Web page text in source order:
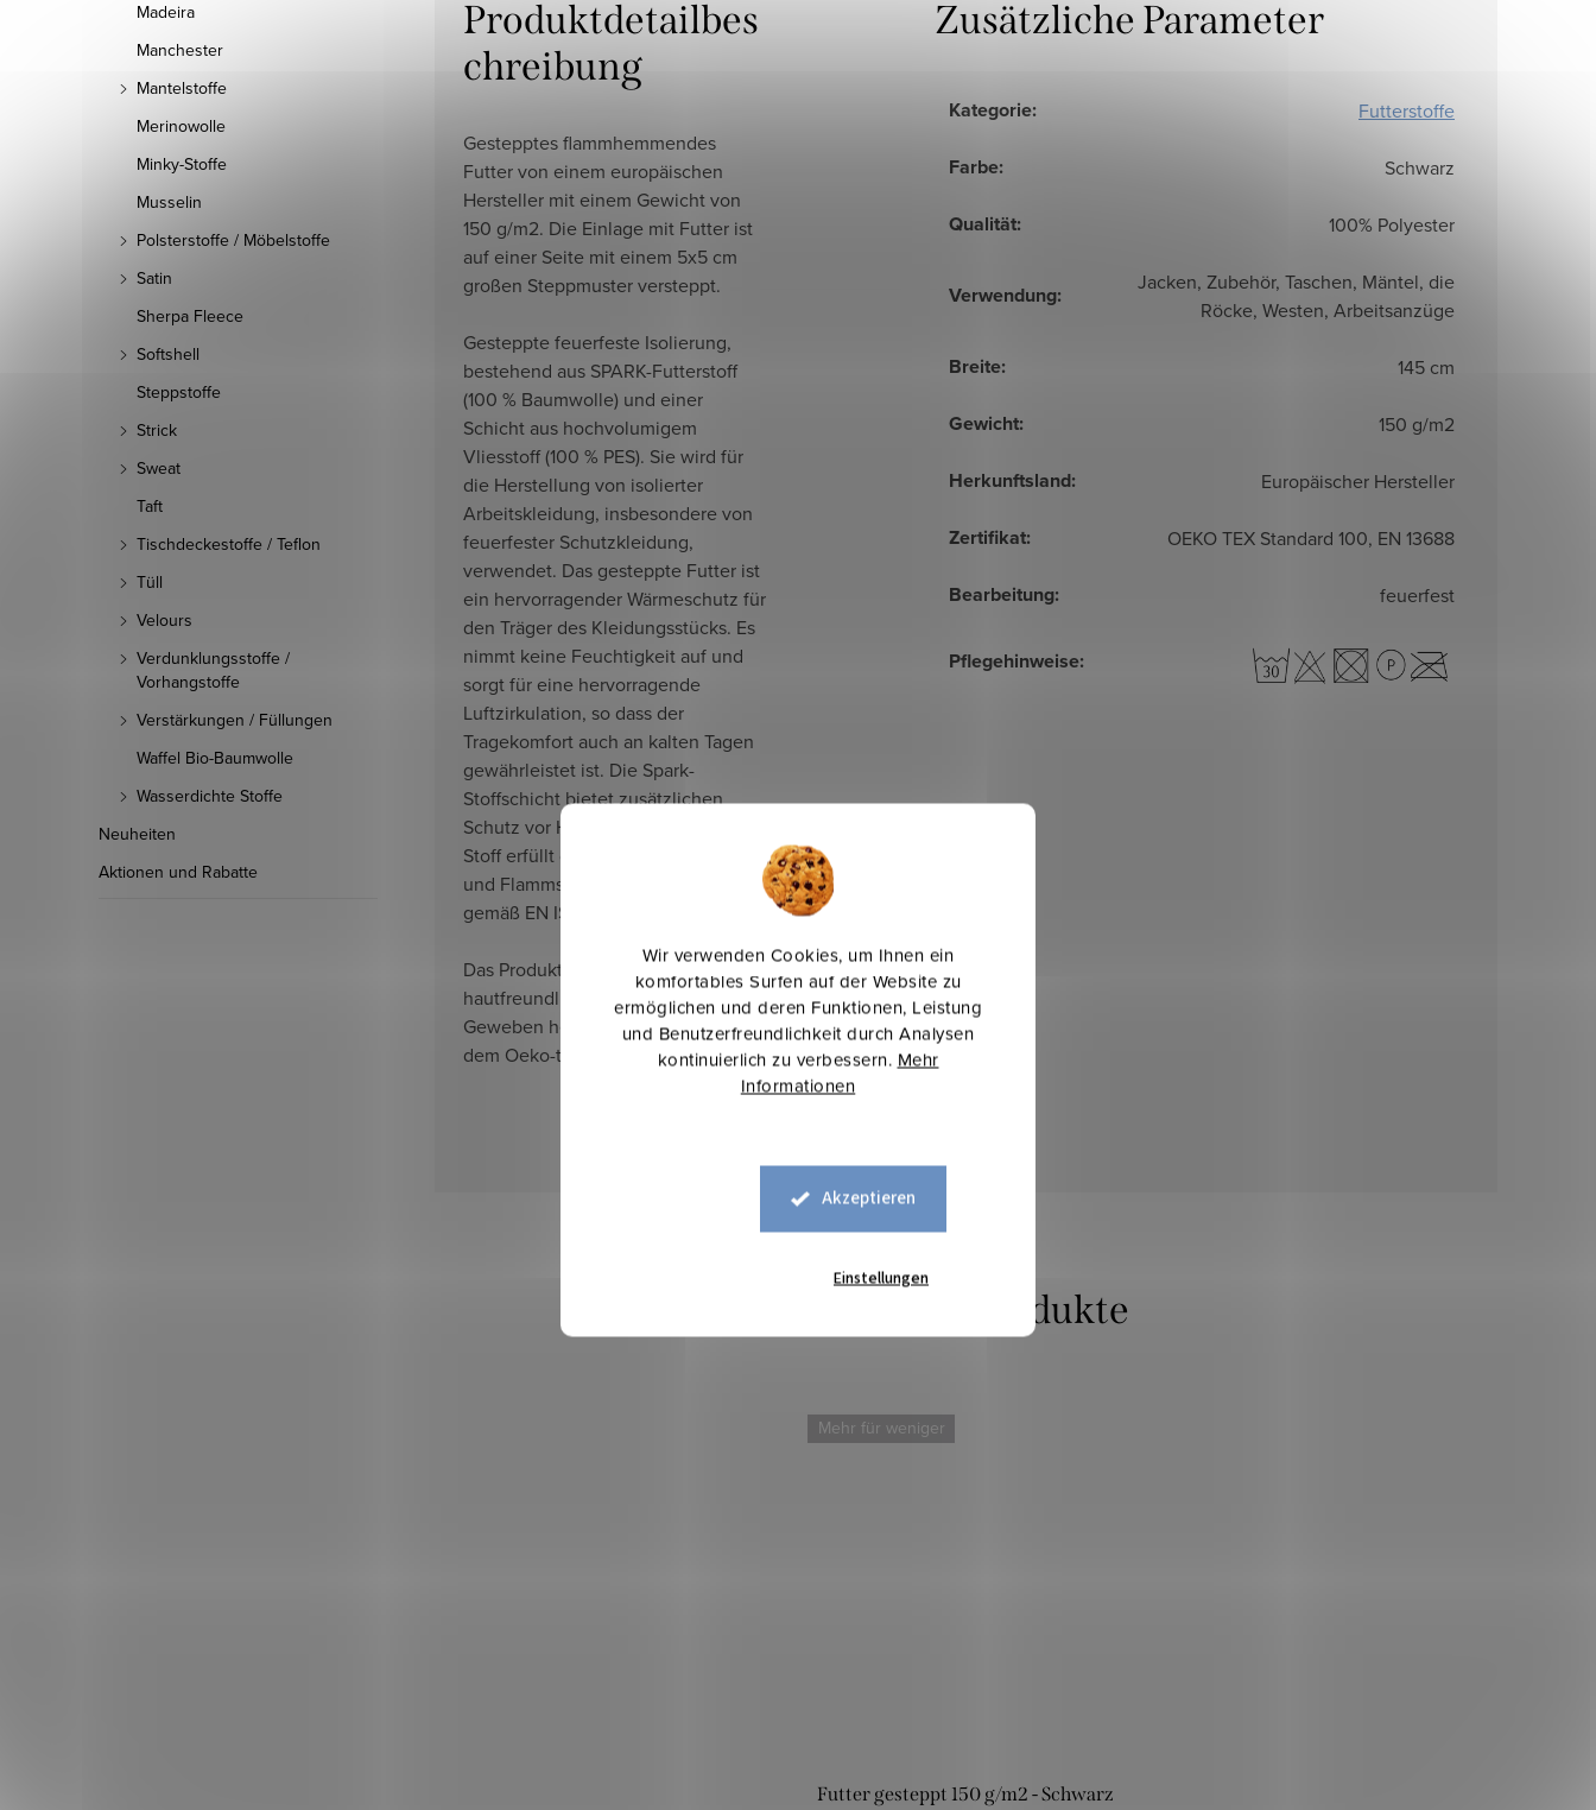
Wir verwenden Cookies, um Ihnen ein
komfortables Surfen auf der Website zu
ermöglichen und deren Funktionen, Leistung
und Benutzerfreundlichkeit durch Analysen
kontinuierlich zu verbessern. Mehr
Informationen
Akzeptieren
Einstellungen
Madeira
Manchester
Mantelstoffe
Merinowolle
Minky-Stoffe
Musselin
Polsterstoffe / Möbelstoffe
Satin
Sherpa Fleece
Softshell
Steppstoffe
Strick
Sweat
Taft
Tischdeckestoffe / Teflon
Tüll
Velours
Verdunklungsstoffe /
Vorhangstoffe
Verstärkungen / Füllungen
Waffel Bio-Baumwolle
Wasserdichte Stoffe
Neuheiten
Aktionen und Rabatte
Produktdetailbes
chreibung
Gestepptes flammhemmendes
Futter von einem europäischen
Hersteller mit einem Gewicht von
150 g/m2. Die Einlage mit Futter ist
auf einer Seite mit einem 5x5 cm
großen Steppmuster versteppt.
Gesteppte feuerfeste Isolierung,
bestehend aus SPARK-Futterstoff
(100 % Baumwolle) und einer
Schicht aus hochvolumigem
Vliesstoff (100 % PES). Sie wird für
die Herstellung von isolierter
Arbeitskleidung, insbesondere von
feuerfester Schutzkleidung,
verwendet. Das gesteppte Futter ist
ein hervorragender Wärmeschutz für
den Träger des Kleidungsstücks. Es
nimmt keine Feuchtigkeit auf und
sorgt für eine hervorragende
Luftzirkulation, so dass der
Tragekomfort auch an kalten Tagen
gewährleistet ist. Die Spark-
Stoffschicht bietet zusätzlichen
Schutz vor Hitze oder Flammen. Der
Stoff erfüllt die Normen für Hitze-
und Flammschutz nach 20 Wäschen
gemäß EN ISO 11612.
Das Produkt wird aus
hautfreundlichen Fasern und
Geweben hergestellt und entspricht
dem Oeko-tex® Standard.
Zusätzliche Parameter
Kategorie: Futterstoffe
Farbe: Schwarz
Qualität: 100% Polyester
Verwendung:
Jacken, Zubehör, Taschen, Mäntel, die
Röcke, Westen, Arbeitsanzüge
Breite: 145 cm
Gewicht: 150 g/m2
Herkunftsland: Europäischer Hersteller
Zertifikat: OEKO TEX Standard 100, EN 13688
Bearbeitung: feuerfest
Pflegehinweise:
Mehr für weniger
Futter gesteppt 150 g/m2 - Schwarz